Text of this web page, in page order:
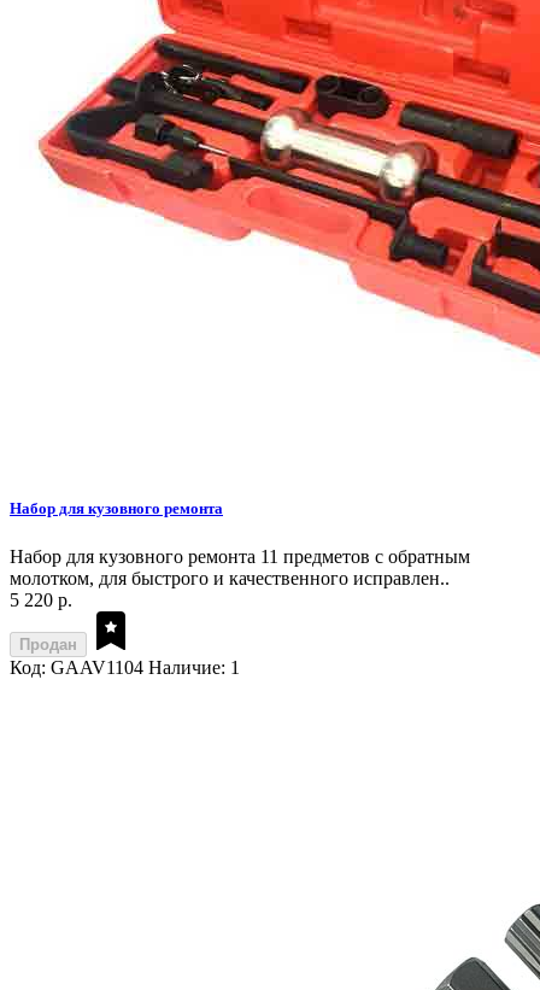
Набор для кузовного ремонта
Набор для кузовного ремонта 11 предметов с обратным
молотком, для быстрого и качественного исправлен..
5 220 р.
Продан
Код: GAAV1104 Наличие: 1